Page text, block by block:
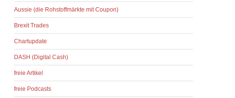
Aussie (die Rohstoffmärkte mit Coupon)
Brexit Trades
Chartupdate
DASH (Digital Cash)
freie Artikel
freie Podcasts